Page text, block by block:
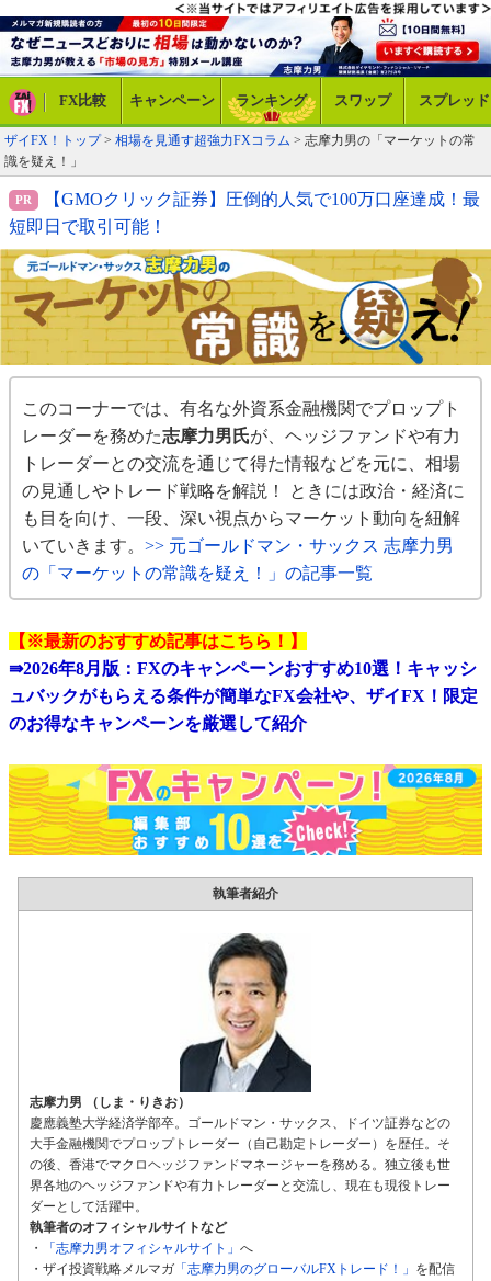
FX比較 キャンペーン ランキング スワップ スプレッド
ザイFX！トップ> 相場を見通す超強力FXコラム > 志摩力男の「マーケットの常
識を疑え！」
【GMOクリック証券】圧倒的人気で100万口座達成！最
短即日で取引可能！
このコーナーでは、有名な外資系金融機関でプロップト
レーダーを務めた志摩力男氏が、ヘッジファンドや有力
トレーダーとの交流を通じて得た情報などを元に、相場
の見通しやトレード戦略を解説！ ときには政治・経済に
も目を向け、一段、深い視点からマーケット動向を紐解
いていきます。 >> 元ゴールドマン・サックス 志摩力男
の「マーケットの常識を疑え！」の記事一覧
【※最新のおすすめ記事はこちら！】
⇛2026年8月版：FXのキャンペーンおすすめ10選！キャッシ
ュバックがもらえる条件が簡単なFX会社や、ザイFX！限定
のお得なキャンペーンを厳選して紹介
執筆者紹介
志摩力男 （しま・りきお）
慶應義塾大学経済学部卒。ゴールドマン・サックス、ドイツ証券などの
大手金融機関でプロップトレーダー（自己勘定トレーダー）を歴任。そ
の後、香港でマクロヘッジファンドマネージャーを務める。独立後も世
界各地のヘッジファンドや有力トレーダーと交流し、現在も現役トレー
ダーとして活躍中。
執筆者のオフィシャルサイトなど
・
「志摩力男オフィシャルサイト」 へ
・ザイ投資戦略メルマガ 「志摩力男のグローバルFXトレード！」 を配信